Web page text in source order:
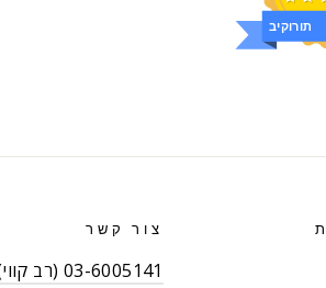
ביקורות
צור קשר
03-6005141 (רב קווי)